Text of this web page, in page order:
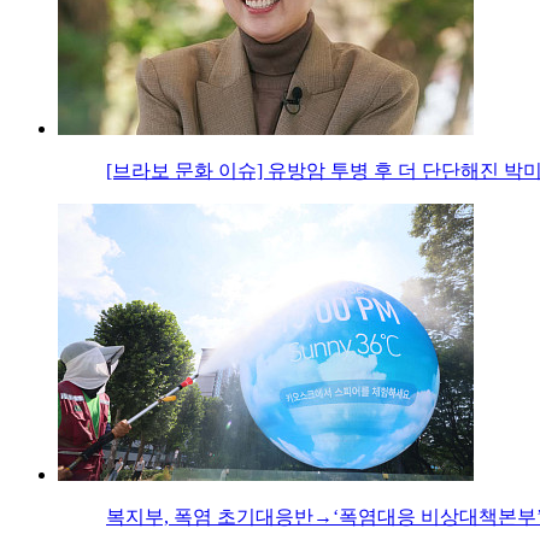
[브라보 문화 이슈] 유방암 투병 후 더 단단해진 박
복지부, 폭염 초기대응반→‘폭염대응 비상대책본부